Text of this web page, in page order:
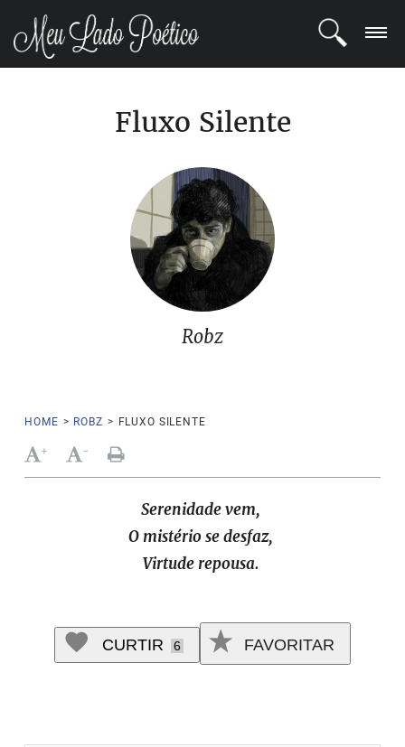
Fluxo Silente
Robz
HOME > ROBZ > FLUXO SILENTE
+ -
Serenidade vem,
O mistério se desfaz,
Virtude repousa.
CURTIR 6 FAVORITAR